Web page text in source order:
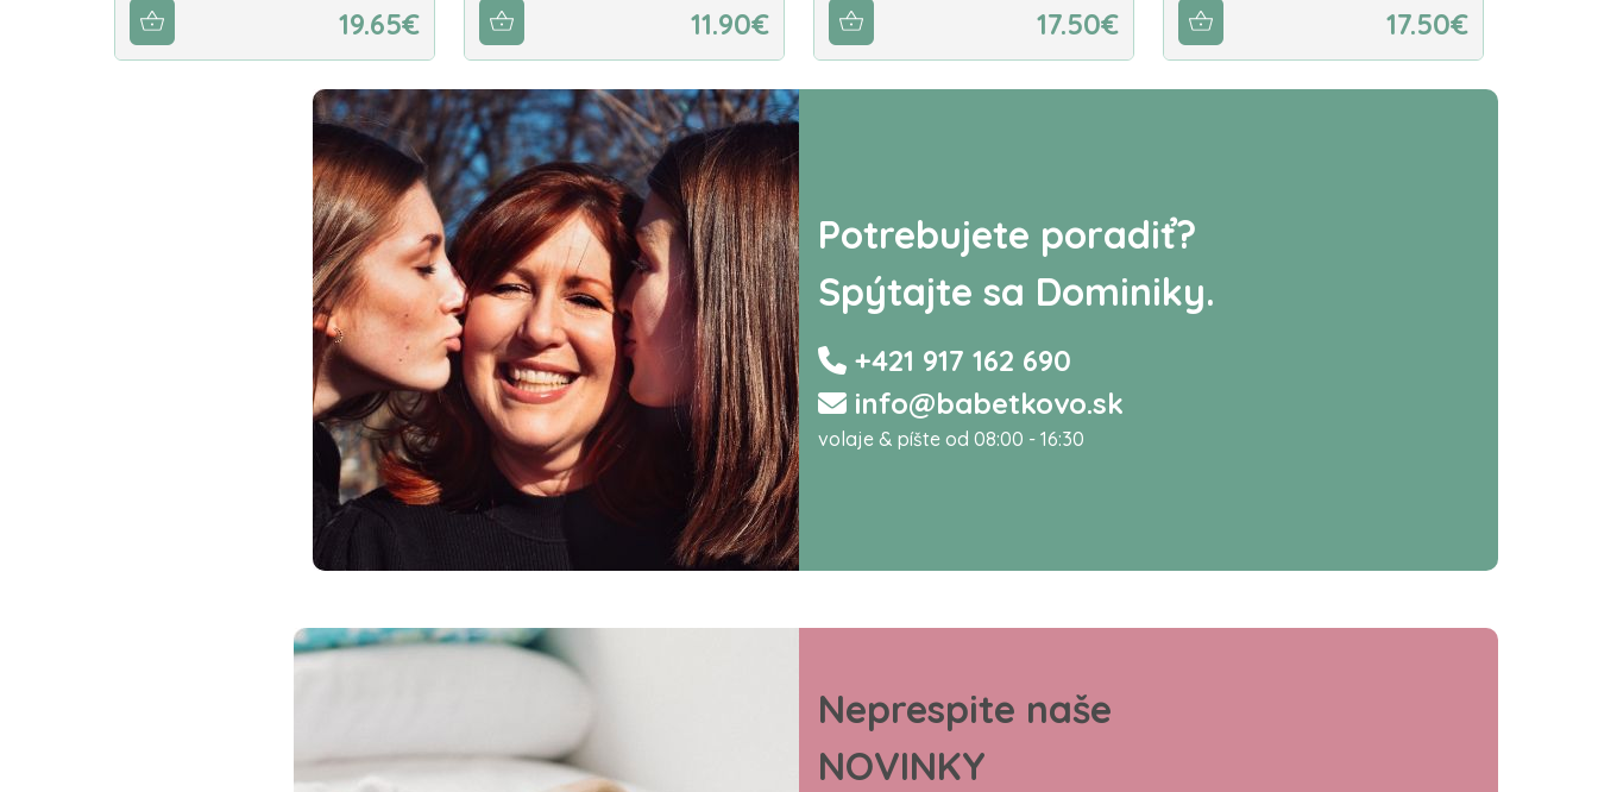
19.65€ 11.90€ 17.50€ 17.50€
Potrebujete poradiť?
Spýtajte sa Dominiky.
+421 917 162 690
info@babetkovo.sk
volaje & píšte od 08:00 - 16:30
Neprespite naše
NOVINKY